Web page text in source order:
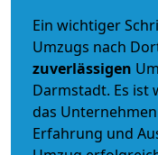
Ein wichtiger
Umzugs nach
zuverlässigen
Darmstadt. Es ist
das
Erfahrung und